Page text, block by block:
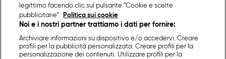
legittimo facendo clic sul pulsante “Cookie e scelte
pubblicitarie”.
Politica sui cookie
Noi e i nostri partner trattiamo i dati per fornire:
Archiviare informazioni su dispositivo e/o accedervi. Creare
profili per la pubblicità personalizzata. Creare profili per la
personalizzazione dei contenuti. Utilizzare profili per la